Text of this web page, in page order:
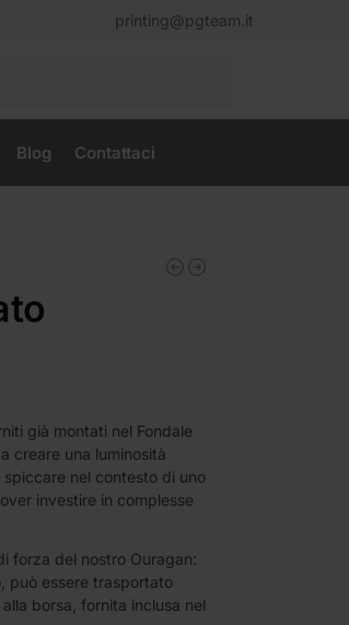
printing@pgteam.it
Blog Contattaci
già montati nel Fondale
creare una luminosità
nel contesto di uno
investire in complesse
forza del nostro Ouragan:
può essere trasportato
borsa, fornita inclusa nel